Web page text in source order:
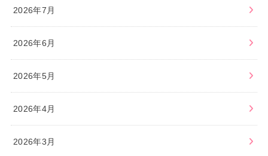
2026年7月
2026年6月
2026年5月
2026年4月
2026年3月